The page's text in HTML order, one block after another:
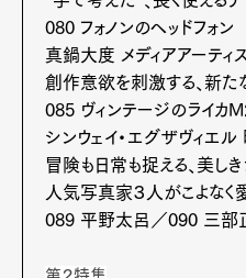
080 フォノンのヘッドフォン
真鍋大度 メディアアーティ
創作意欲を刺激する、新た
085 ヴィンテージのライカ
シンウェイ・エグザヴィエ
冒険も日常も捉える、美しき
人気写真家３人がこよなく
089 平野太呂／090 三部